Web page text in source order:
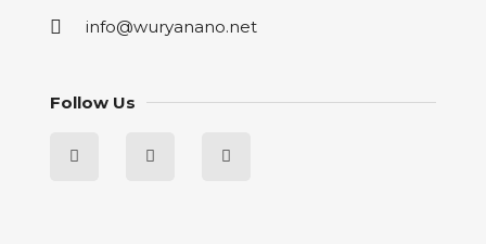
info@wuryanano.net
Follow Us